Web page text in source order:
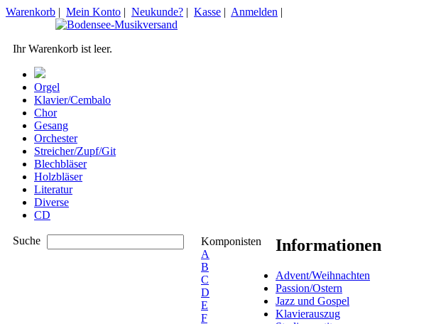
Warenkorb | Mein Konto | Neukunde? | Kasse | Anmelden |
Ihr Warenkorb ist leer.
Orgel
Klavier/Cembalo
Chor
Gesang
Orchester
Streicher/Zupf/Git
Blechbläser
Holzbläser
Literatur
Diverse
CD
Suche
Komponisten
A
B
C
D
E
F
Informationen
Advent/Weihnachten
Passion/Ostern
Jazz und Gospel
Klavierauszug